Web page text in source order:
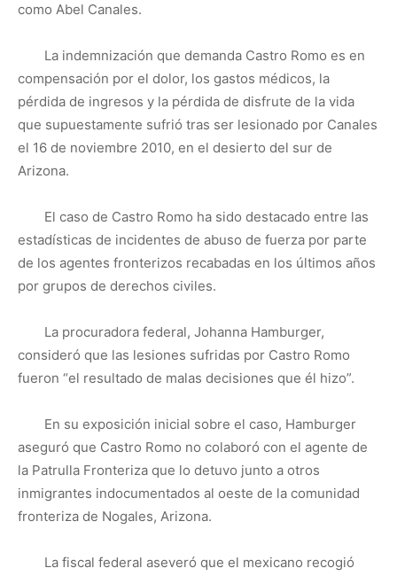
como Abel Canales.
La indemnización que demanda Castro Romo es en
compensación por el dolor, los gastos médicos, la
pérdida de ingresos y la pérdida de disfrute de la vida
que supuestamente sufrió tras ser lesionado por Canales
el 16 de noviembre 2010, en el desierto del sur de
Arizona.
El caso de Castro Romo ha sido destacado entre las
estadísticas de incidentes de abuso de fuerza por parte
de los agentes fronterizos recabadas en los últimos años
por grupos de derechos civiles.
La procuradora federal, Johanna Hamburger,
consideró que las lesiones sufridas por Castro Romo
fueron “el resultado de malas decisiones que él hizo”.
En su exposición inicial sobre el caso, Hamburger
aseguró que Castro Romo no colaboró con el agente de
la Patrulla Fronteriza que lo detuvo junto a otros
inmigrantes indocumentados al oeste de la comunidad
fronteriza de Nogales, Arizona.
La fiscal federal aseveró que el mexicano recogió